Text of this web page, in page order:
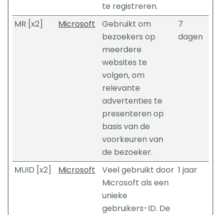
te registreren.
MR [x2] Microsoft
Gebruikt om
bezoekers op
meerdere
websites te
volgen, om
relevante
advertenties te
presenteren op
basis van de
voorkeuren van
de bezoeker.
7
dagen
MUID [x2] Microsoft
Veel gebruikt door
Microsoft als een
unieke
gebruikers-ID. De
1 jaar